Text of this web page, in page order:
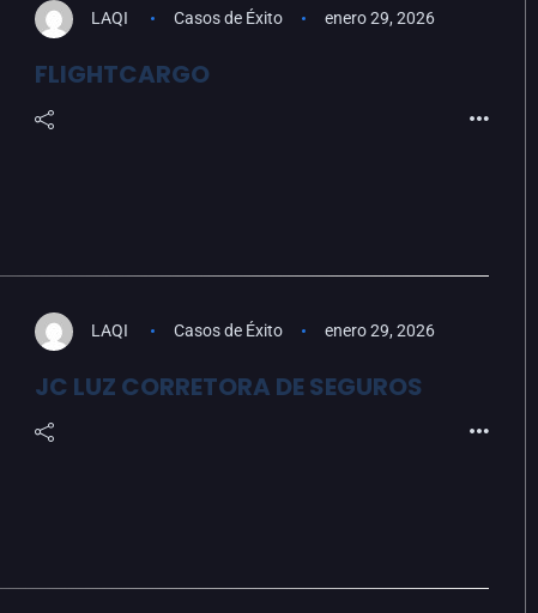
LAQI Casos de Éxito enero 29, 2026
FLIGHTCARGO
LAQI Casos de Éxito enero 29, 2026
JC LUZ CORRETORA DE SEGUROS